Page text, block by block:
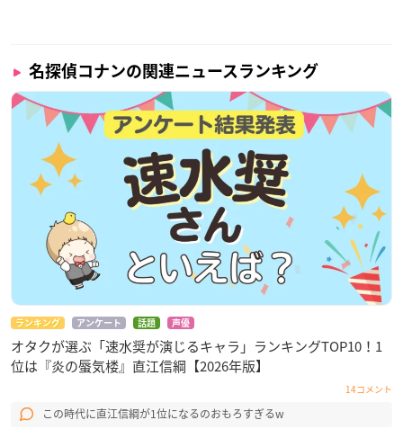
名探偵コナンの関連ニュースランキング
ランキング アンケート 話題 声優
オタクが選ぶ「速水奨が演じるキャラ」ランキングTOP10！1
位は『炎の蜃気楼』直江信綱【2026年版】
14コメント
この時代に直江信綱が1位になるのおもろすぎるw